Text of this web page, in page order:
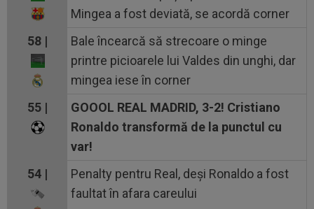
Mingea a fost deviată, se acordă corner
58 |
Bale încearcă să strecoare o minge
printre picioarele lui Valdes din unghi, dar
mingea iese în corner
55 |
GOOOL REAL MADRID, 3-2! Cristiano
Ronaldo transformă de la punctul cu
var!
54 |
Penalty pentru Real, deși Ronaldo a fost
faultat în afara careului